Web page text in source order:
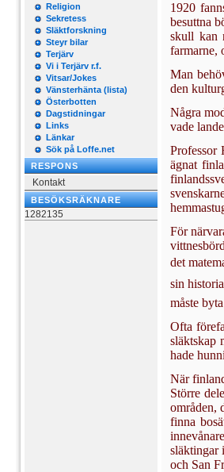
Religion
Sekretess
Släktforskning
Steyr bilar
Terjärv
Vi i Terjärv r.f.
Vitsar/Jokes
Vänsterhänta (lista)
Österbotten
Dagstidningar
Links
Länkar
Sök på Loffe.net
RESPONS
Kontakt
BESÖKSRÄKNARE
1282135
1920
besuttna
skull kan
farmarne,
Man
den
Några
vade
Professor
ägnat
För
det
sin
måste
Ofta
släktskap
hade
När
Större
områden,
finna
släktingar
och San